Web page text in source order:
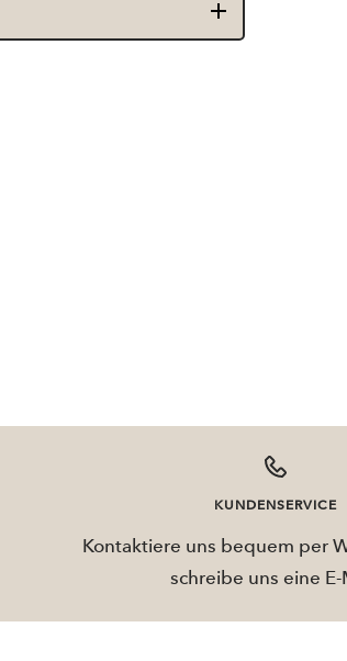
KUNDENSERVICE
Kontaktiere uns bequem per
schreibe uns eine E-